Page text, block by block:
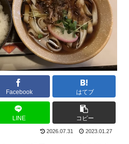
Facebook はてブ
LINE コピー
2026.07.31 2023.01.27